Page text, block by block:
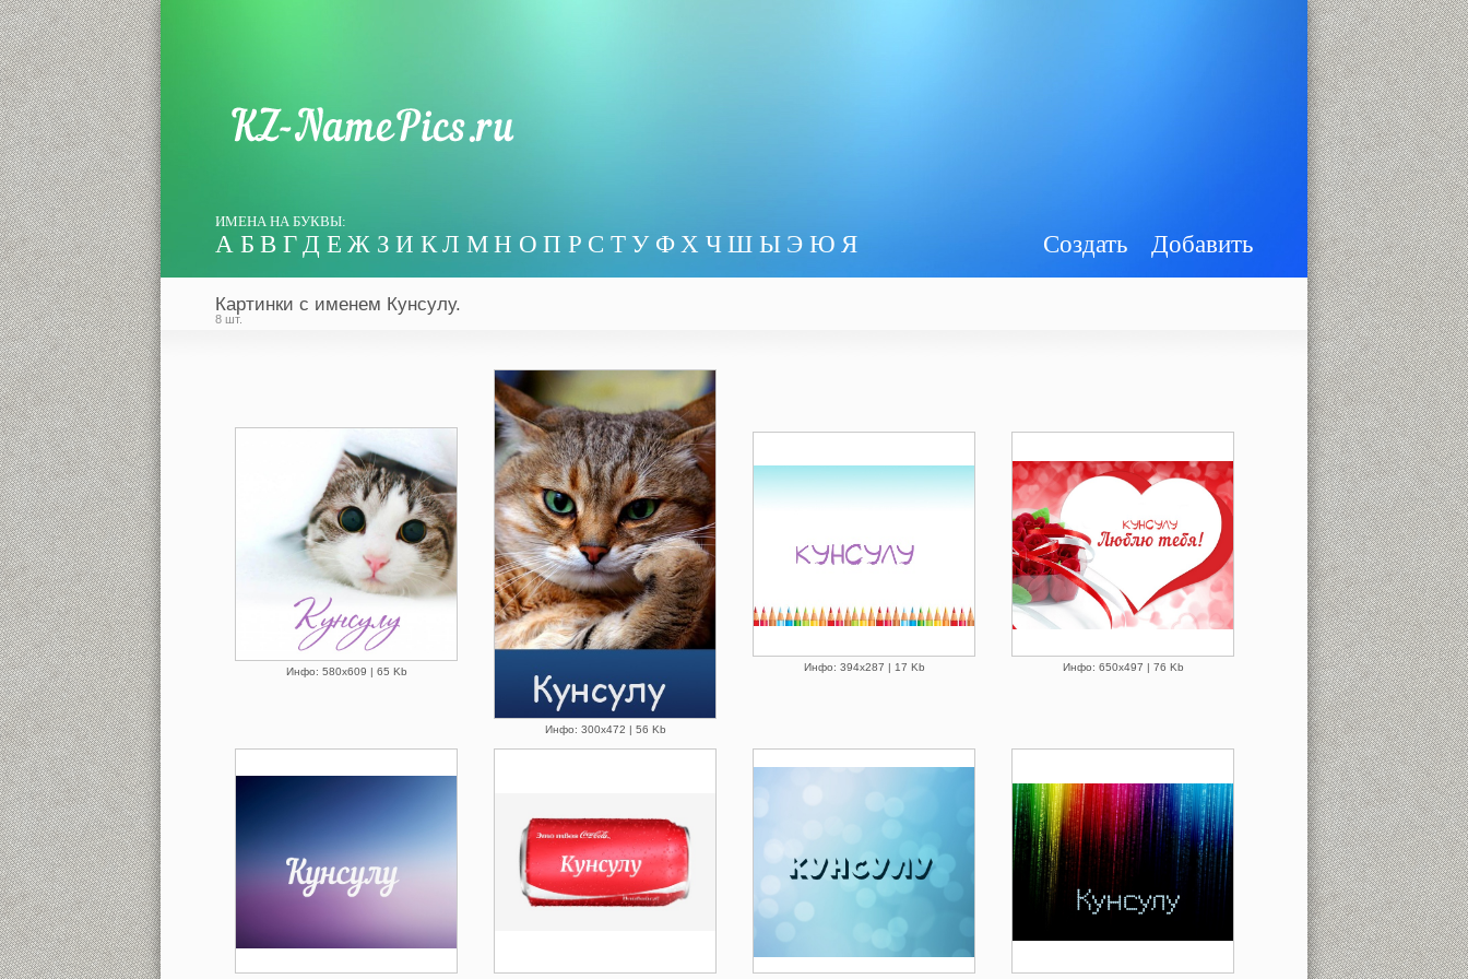
Добавить
Создать
ИМЕНА НА БУКВЫ:
А Б В Г Д Е Ж З И К Л М Н О П Р С Т У Ф Х Ч Ш Ы Э Ю Я
Картинки с именем Кунсулу.
8 шт.
Инфо: 580х609 | 65 Kb
Инфо: 300х472 | 56 Kb
Инфо: 394х287 | 17 Kb Инфо: 650х497 | 76 Kb